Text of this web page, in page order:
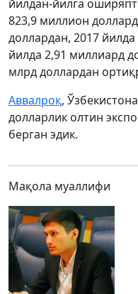
йилдан-йилга
823,9 миллион
доллардан, 2017
йилда 2,91 миллиард
млрд доллардан
Аввалроқ,
долларлик олтин
берган эдик.
Мақола муаллифи